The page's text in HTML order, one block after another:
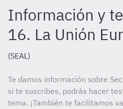
Información y
16. La Unión
(SEAL)
Te damos información sobre
si te suscribes, podrás hacer
tema. ¡También te facilitamos